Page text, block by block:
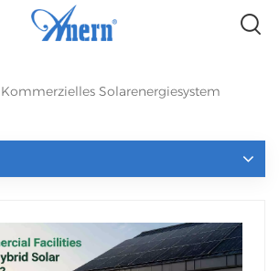
Kommerzielles Solarenergiesystem